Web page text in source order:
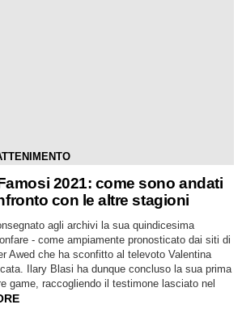
2021: come sono andati
con le altre stagioni
agli archivi la sua quindicesima
- come ampiamente pronosticato dai siti di
Awed che ha sconfitto al televoto Valentina
Ilary Blasi ha dunque concluso la sua prima
game, raccogliendo il testimone lasciato nel